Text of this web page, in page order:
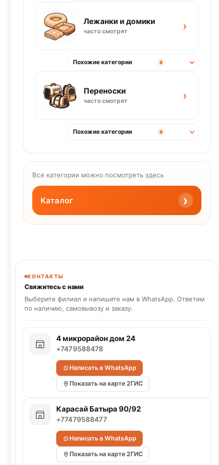
Лежанки и домики
часто смотрят ›
Похожие категории 9
Переноски
часто смотрят ›
Похожие категории 9
Все категории можно посмотреть здесь
Каталог ›
КОНТАКТЫ
Свяжитесь с нами
Выберите филиал и напишите нам в WhatsApp. Ответим
по наличию, самовывозу и заказу.
4 микрорайон дом 24
+7479588478
Написать в WhatsApp
Показать на карте 2ГИС
Карасай Батыра 90/92
+77479588477
Написать в WhatsApp
Показать на карте 2ГИС